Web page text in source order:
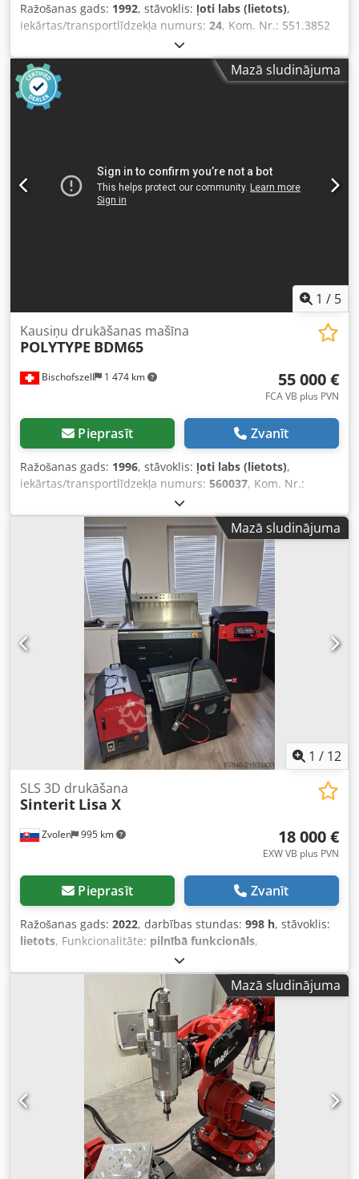
Ražošanas gads: 1992, stāvoklis: ļoti labs (lietots),
iekārtas/transportlīdzekļa numurs: 24, Kom. Nr.: 551.3852
Krāsas: 6 Aprīkojums / Papildu informācija: Sastāv no: •
Atkaudzes vienības • Drukāšanas iekārtas • Glāžu vadotnes
• Atkārtotas sakraušanas vienības Tehniskie dati
Drukāšanas sekcijas tips: DW 200-230 Klišeju cilindra
diametrs: 200 mm Maksimālais iespējamais drukas
attēla izvērse (speciāla klišejas izvērse): (361mm) / D 115
Maks. glāzes augstums: 130 mm Chodpfsn D E A Tex Ag Isa
Min. glāzes augstums: 35 mm Maks. nošķēlums: 10 grādi
/ vadības stacija ar 2 rindu displeju Spriegums ir 400 V,
trīsfāzu, ar nulles vadu un zemējumu. Frekvence: 50 Hz.
Mazā sludinājuma
1 / 5
Bischofszell 1 474 km
Kausiņu drukāšanas mašīna
POLYTYPE BDM65
55 000 €
FCA VB plus PVN
Pieprasīt Zvanīt
Ražošanas gads: 1996, stāvoklis: ļoti labs (lietots),
iekārtas/transportlīdzekļa numurs: 560037, Kom. Nr.:
451.4013 // Nr. 2620 Krāsas: 6 // Jauda: līdz 36 000 glāžu
stundā Aprīkojums / Papildu informācija: Sastāv no:
Codpfjhbvrnjx Ag Ijha • Atkaudzes iekārtas • Drukas
iekārtas • Glāžu padeves vadotnēm • Sakraušanas vienības
Maks. glāzes malas diametrs: 130 mm Min. glāzes malas
diametrs: 55 mm Ražošanas ātrums atkarībā no glāzes
izmēra, kvalitātes un izejmateriāliem pie UV žāvēšanas:
līdz 24 000 gab/st. (bez pozicionēšanas) Ar pozicionēšanu
12 000–15 000 gab/st. atkarībā no glāzes, formāta un
turētāja. Elektropieslēguma jauda ar žāvēšanu: apm. 26
kVA Elektropieslēgums: 3 x 400 V, 50 Hz Gaisa pieslēgums /
patēriņš: 6 bar / apm. 50 m3/h Svars: apm. 7 800 kg Šai
iekārtai nav pozicionēšanas funkcijas.
Mazā sludinājuma
1 / 12
Zvolen 995 km
SLS 3D drukāšana
Sinterit Lisa X
18 000 €
EXW VB plus PVN
Pieprasīt Zvanīt
Ražošanas gads: 2022, darbības stundas: 998 h, stāvoklis:
lietots, Funkcionalitāte: pilnībā funkcionāls,
iekārtas/transportlīdzekļa numurs:
Piedāvājam SLS 3D drukāšanas komplektu, kas sastāv no
Sinterit LISA X SLS 3D drukas iekārtas, Sinterit Powder
Handling Station pulveru apstrādes stacijas, Sinterit
Sandblaster SLS smilšu strūklas aparāta un cadMIX
pulveru miksera. Informācija par Sinterit LISA X 3D printeri:
- Lāzera tips: IR Fiber Coupled Diode Laser, 30 W; λ = 976 ±
3 nm, paredzēts darbam > 30 000 stundas - Maks. drukas
laukuma diagonāle: 398 mm - Maksimālais drukas apjoms:
- TPU / elastīgi materiāli: 130×180×340 mm Cjdpfx Asy Snn
Hog Isha - PA / PP: 130×180×330 mm - Slāņa augstums (min
– maks): 0,075 – 0,175 mm - Ražošanas ātrums: līdz 18,4
mm/h - Sērijas numurs: 031022210023 - Ražošanas
Mazā sludinājuma